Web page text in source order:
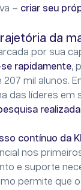
– criar seu
da
por sua
rapidamente,
207 mil alunos.
das líderes em
contínuo da
nos
e suporte
permite que